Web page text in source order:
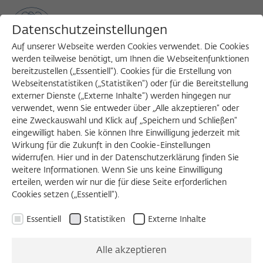
MENU
Search
1992/1993
Ernö Marosi, Dr. phil.
Professor am Institut für Kunstgeschichte
Ungarische Akademie der Wissenschaften,
Budapest
Datenschutzeinstellungen
Auf unserer Webseite werden Cookies verwendet. Die Cookies
werden teilweise benötigt, um Ihnen die Webseitenfunktionen
bereitzustellen („Essentiell“). Cookies für die Erstellung von
Webseitenstatistiken („Statistiken“) oder für die Bereitstellung
externer Dienste („Externe Inhalte“) werden hingegen nur
verwendet, wenn Sie entweder über „Alle akzeptieren“ oder
eine Zweckauswahl und Klick auf „Speichern und Schließen“
eingewilligt haben. Sie können Ihre Einwilligung jederzeit mit
Wirkung für die Zukunft in den Cookie-Einstellungen
widerrufen. Hier und in der Datenschutzerklärung finden Sie
weitere Informationen. Wenn Sie uns keine Einwilligung
erteilen, werden wir nur die für diese Seite erforderlichen
Cookies setzen („Essentiell“).
Essentiell Statistiken Externe Inhalte
Alle akzeptieren